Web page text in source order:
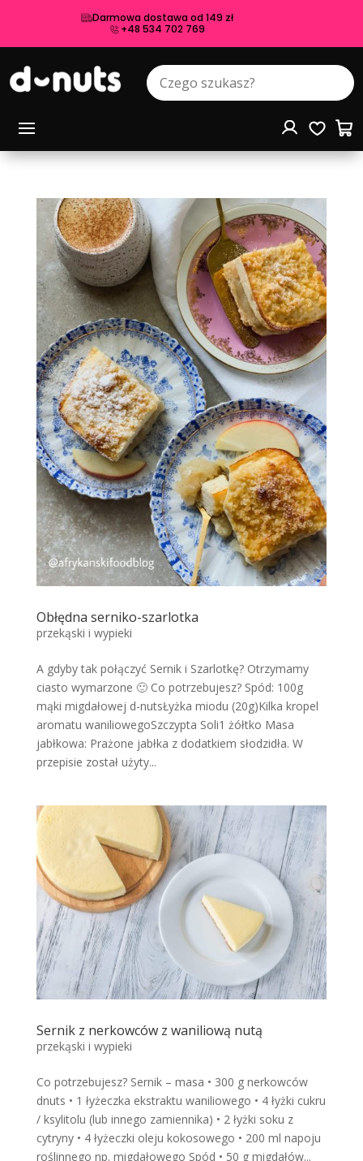
Darmowa dostawa od 149 zł
+48 534 702 769
Obłędna serniko-szarlotka
przekąski i wypieki
A gdyby tak połączyć Sernik i Szarlotkę? Otrzymamy
ciasto wymarzone 🙂 Co potrzebujesz? Spód: 100g
mąki migdałowej d-nutsŁyżka miodu (20g)Kilka kropel
aromatu waniliowegoSzczypta Soli1 żółtko Masa
jabłkowa: Prażone jabłka z dodatkiem słodzidła. W
przepisie został użyty...
Sernik z nerkowców z waniliową nutą
przekąski i wypieki
Co potrzebujesz? Sernik – masa • 300 g nerkowców
dnuts • 1 łyżeczka ekstraktu waniliowego • 4 łyżki cukru
/ ksylitolu (lub innego zamiennika) • 2 łyżki soku z
cytryny • 4 łyżeczki oleju kokosowego • 200 ml napoju
roślinnego np. migdałowego Spód • 50 g migdałów...